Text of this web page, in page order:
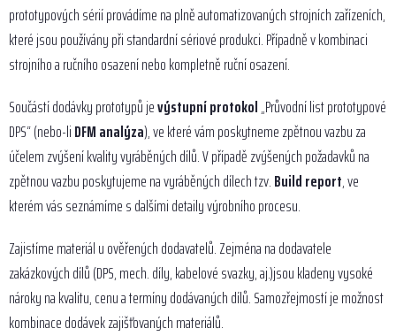
prototypových sérií provádíme na plně automatizovaných strojních zařízeních,
které jsou používány při standardní sériové produkci. Případně v kombinaci
strojního a ručního osazení nebo kompletně ruční osazení.
Součástí dodávky prototypů jevýstupní protokol„Průvodní list prototypové
DPS“ (nebo-liDFM analýza), ve které vám poskytneme zpětnou vazbu za
účelem zvýšení kvality vyráběných dílů. V případě zvýšených požadavků na
zpětnou vazbu poskytujeme na vyráběných dílech tzv.Build report, ve
kterém vás seznámíme s dalšími detaily výrobního procesu.
Zajistíme materiál u ověřených dodavatelů. Zejména na dodavatele
zakázkových dílů (DPS, mech. díly, kabelové svazky, aj.)jsou kladeny vysoké
nároky na kvalitu, cenu a termíny dodávaných dílů. Samozřejmostí je možnost
kombinace dodávek zajišťovaných materiálů.